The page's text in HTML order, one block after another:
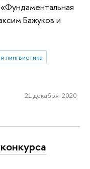
«Фундаментальная
Бажуков и
лингвистика
21 декабря 2020